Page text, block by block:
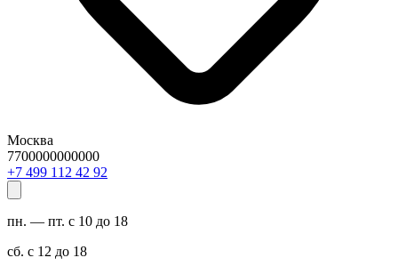
Москва
7700000000000
29 24 211 994 7+
пн. — пт. с 10 до 18
сб. с 12 до 18